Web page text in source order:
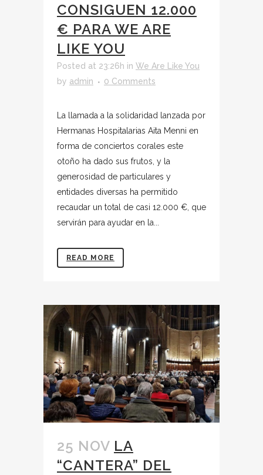
CONSIGUEN 12.000
€ PARA WE ARE
LIKE YOU
Posted at 23:26h in We Are Like You
by admin 0 Comments
La llamada a la solidaridad lanzada por
Hermanas Hospitalarias Aita Menni en
forma de conciertos corales este
otoño ha dado sus frutos, y la
generosidad de particulares y
entidades diversas ha permitido
recaudar un total de casi 12.000 €, que
servirán para ayudar en la...
READ MORE
25 NOV LA
“CANTERA” DEL